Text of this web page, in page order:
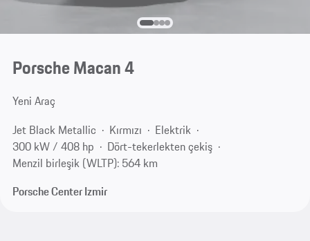
Porsche Macan 4
Yeni Araç
Jet Black Metallic
Kırmızı
Elektrik
300 kW / 408 hp
Dört-tekerlekten çekiş
Menzil birleşik (WLTP): 564 km
Porsche Center Izmir